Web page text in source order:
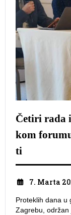
Četiri rada
kom
ti
7. Marta
Proteklih dana u
Zagrebu, održan